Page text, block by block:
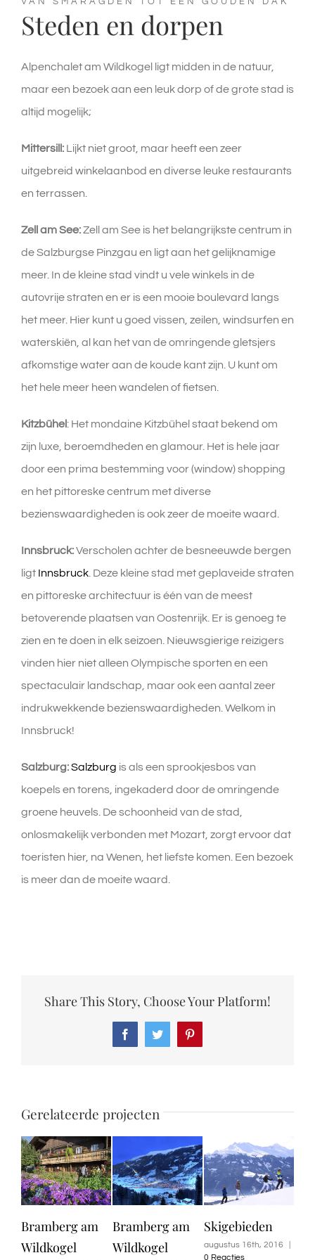
Steden en dorpen
Alpenchalet am Wildkogel ligt midden in de natuur,
maar een bezoek aan een leuk dorp of de grote stad is
altijd mogelijk;
Mittersill: Lijkt niet groot, maar heeft een zeer
uitgebreid winkelaanbod en diverse leuke restaurants
en terrassen.
Zell am See:Zell am See is het belangrijkste centrum in
de Salzburgse Pinzgau en ligt aan het gelijknamige
meer. In de kleine stad vindt u vele winkels in de
autovrije straten en er is een mooie boulevard langs
het meer. Hier kunt u goed vissen, zeilen, windsurfen en
waterskiën, al kan het van de omringende gletsjers
afkomstige water aan de koude kant zijn. U kunt om
het hele meer heen wandelen of fietsen.
Kitzbühel : Het mondaine Kitzbühel staat bekend om
zijn luxe, beroemdheden en glamour. Het is hele jaar
door een prima bestemming voor (window) shopping
en het pittoreske centrum met diverse
bezienswaardigheden is ook zeer de moeite waard.
Innsbruck:Verscholen achter de besneeuwde bergen
ligt Innsbruck. Deze kleine stad met geplaveide straten
en pittoreske architectuur is één van de meest
betoverende plaatsen van Oostenrijk. Er is genoeg te
zien en te doen in elk seizoen. Nieuwsgierige reizigers
vinden hier niet alleen Olympische sporten en een
spectaculair landschap, maar ook een aantal zeer
indrukwekkende bezienswaardigheden. Welkom in
Innsbruck!
Salzburg:Salzburg is als een sprookjesbos van
koepels en torens, ingekaderd door de omringende
groene heuvels. De schoonheid van de stad,
onlosmakelijk verbonden met Mozart, zorgt ervoor dat
toeristen hier, na Wenen, het liefste komen. Een bezoek
is meer dan de moeite waard.
Share This Story, Choose Your Platform!
FacebookTwitter
Gerelateerde projecten
Bramberg am
Wildkogel
Bramberg am
Wildkogel
Skigebieden
augustus 16th, 2016
0 Reacties